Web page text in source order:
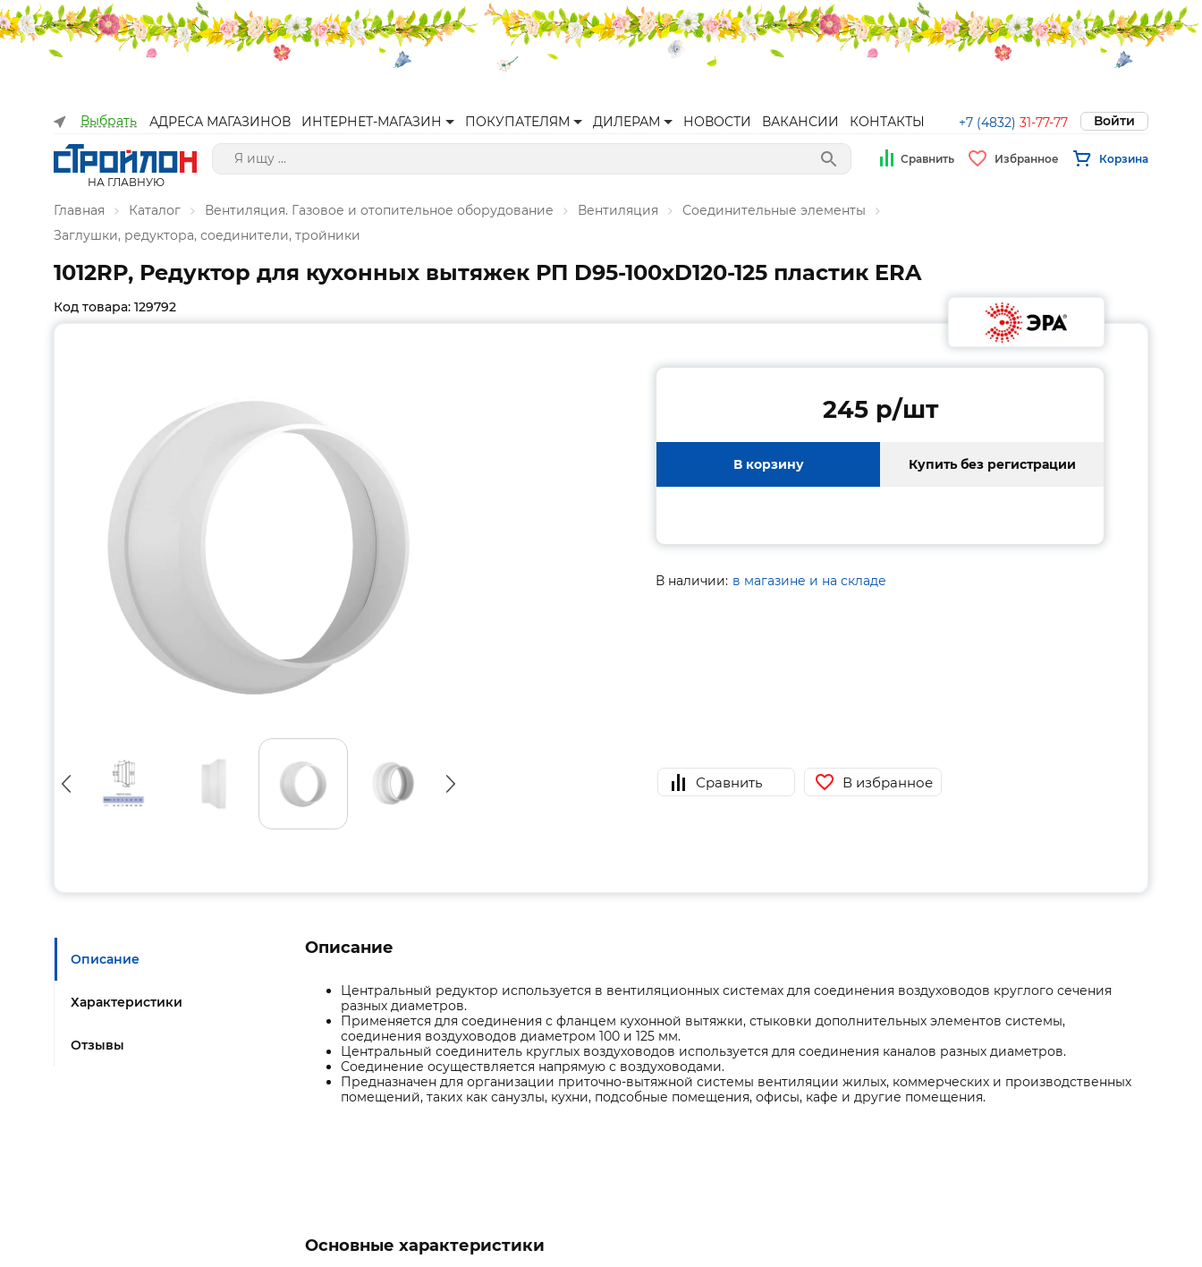
Выбрать АДРЕСА МАГАЗИНОВ ИНТЕРНЕТ-МАГАЗИН ПОКУПАТЕЛЯМ ДИЛЕРАМ НОВОСТИ ВАКАНСИИ КОНТАКТЫ +7 (4832) 31-77-77 Войти
НА ГЛАВНУЮ
Сравнить Избранное Корзина
Главная Каталог Вентиляция. Газовое и отопительное оборудование Вентиляция
Соединительные элементы
Заглушки, редуктора, соединители, тройники
1012RP, Редуктор для кухонных вытяжек РП D95-100хD120-125 пластик ERA
Код товара: 129792
245 p/шт
В корзину Купить без регистрации
В наличии: в магазине и на складе
Сравнить В избранное
Описание
Характеристики
Отзывы
Описание
Центральный редуктор используется в вентиляционных системах для соединения воздуховодов круглого сечения
разных диаметров.
Применяется для соединения с фланцем кухонной вытяжки, стыковки дополнительных элементов системы,
соединения воздуховодов диаметром 100 и 125 мм.
Центральный соединитель круглых воздуховодов используется для соединения каналов разных диаметров.
Соединение осуществляется напрямую с воздуховодами.
Предназначен для организации приточно-вытяжной системы вентиляции жилых, коммерческих и производственных
помещений, таких как санузлы, кухни, подсобные помещения, офисы, кафе и другие помещения.
Основные характеристики